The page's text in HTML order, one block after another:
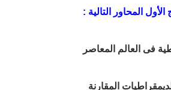
المحاور التالية :
فى العالم المعاصر
المقارنة